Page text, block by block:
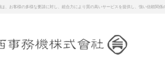
、お客様の多様な要請に対し、総合力により質の高いサービスを提供し、強い信頼関係